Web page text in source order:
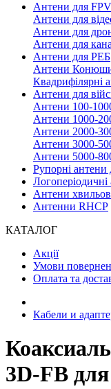
Антени для FPV
Антени для
Антени для
Антени для
Антени для РЕБ
Антени
Квадрифілярні
Антени для
Антени 100-
Антени 1000-
Антени 2000-
Антени 3000-
Антени 5000-
Рупорні антени
Логоперіодичні
Антени
Антенни RHCP
КАТАЛОГ
Акції
Умови
Оплата та
Кабели и
3D-FB